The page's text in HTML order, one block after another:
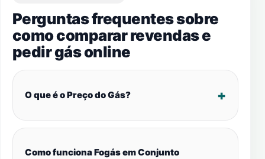
Perguntas frequentes sobre
como comparar revendas e
pedir gás online
O que é o Preço do Gás?
Como funciona Fogás em Conjunto